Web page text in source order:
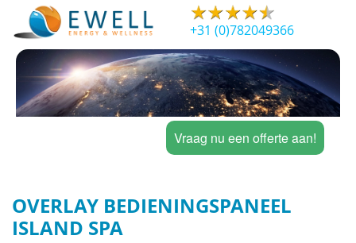
+31 (0)782049366
Vraag nu een offerte aan!
OVERLAY BEDIENINGSPANEEL
ISLAND SPA